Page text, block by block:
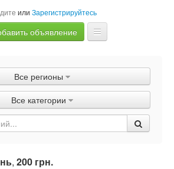
или Зарегистрируйтесь
объявление
Объявления
Быстрая продажа
Все регионы
Все категории
, 200 грн.